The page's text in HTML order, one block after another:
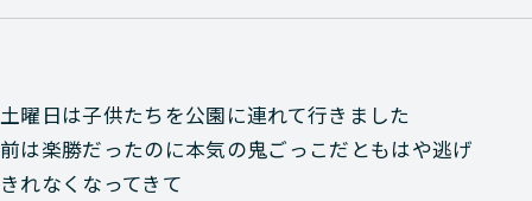
土曜日は子供たちを公園に連れて行きました
前は楽勝だったのに本気の鬼ごっこだともはや逃げ
きれなくなってきて